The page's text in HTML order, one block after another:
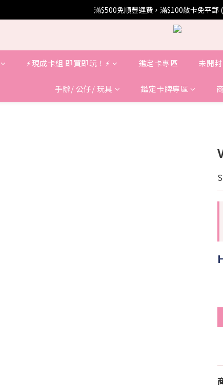
滿$500免順豐運費，滿$100散卡免平郵
⚡️現成卡組 即買即玩！⚡️ 鑑定卡專區 未開
手辦/ 公仔/ 玩具 鑑定卡牌專區